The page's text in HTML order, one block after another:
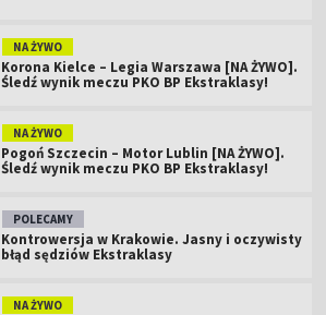
NA ŻYWO
Korona Kielce – Legia Warszawa [NA ŻYWO].
Śledź wynik meczu PKO BP Ekstraklasy!
NA ŻYWO
Pogoń Szczecin – Motor Lublin [NA ŻYWO].
Śledź wynik meczu PKO BP Ekstraklasy!
POLECAMY
Kontrowersja w Krakowie. Jasny i oczywisty
błąd sędziów Ekstraklasy
NA ŻYWO